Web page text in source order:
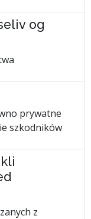
og
prywatne
szkodników
z